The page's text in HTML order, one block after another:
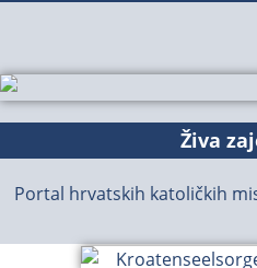
Živa
Portal hrvatskih katoličkih